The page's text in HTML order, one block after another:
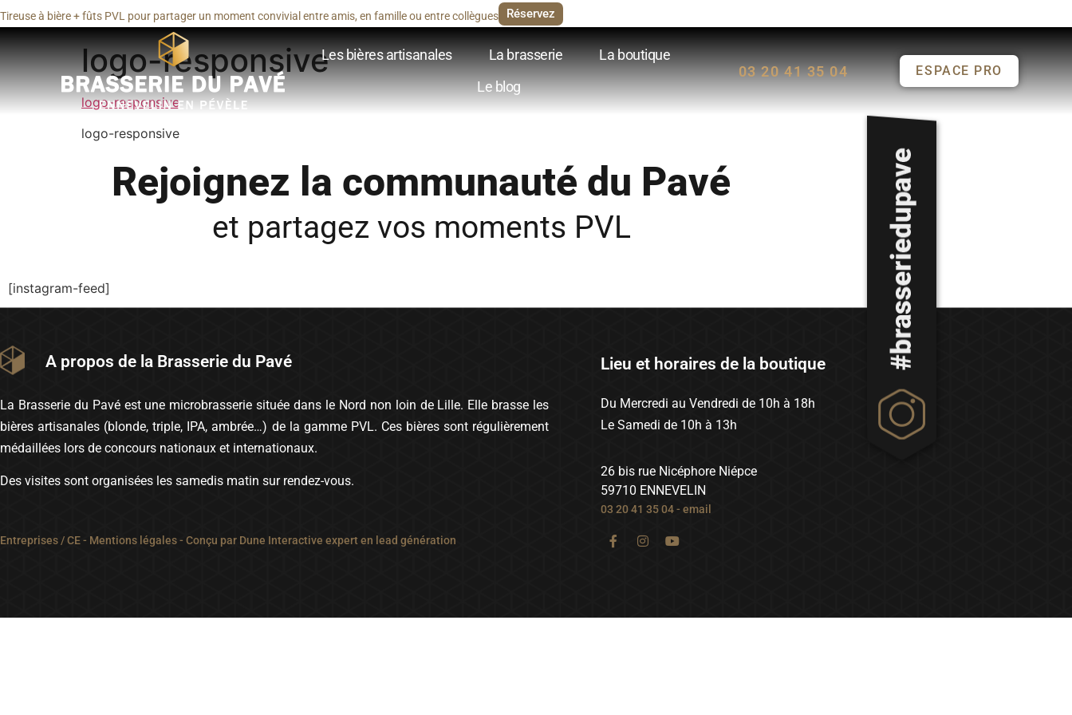
Tireuse à bière + fûts PVL pour partager un moment convivial entre amis, en famille ou entre collègues Réservez
Les bières artisanales La brasserie
La boutique
Le blog
03 20 41 35 04 ESPACE PRO
logo-responsive
logo-responsive
logo-responsive
Rejoignez la communauté du Pavé
et partagez vos moments PVL
[instagram-feed]
A propos de la Brasserie du Pavé
La Brasserie du Pavé est une microbrasserie située dans le Nord non loin de Lille. Elle brasse les
bières artisanales (blonde, triple, IPA, ambrée…) de la gamme PVL. Ces bières sont régulièrement
médaillées lors de concours nationaux et internationaux.
Des visites sont organisées les samedis matin sur rendez-vous.
Entreprises / CE- Mentions légales- Conçu par Dune Interactive expert en lead génération
Lieu et horaires de la boutique
Du Mercredi au Vendredi de 10h à 18h
Le Samedi de 10h à 13h
26 bis rue Nicéphore Niépce
59710 ENNEVELIN
03 20 41 35 04-email